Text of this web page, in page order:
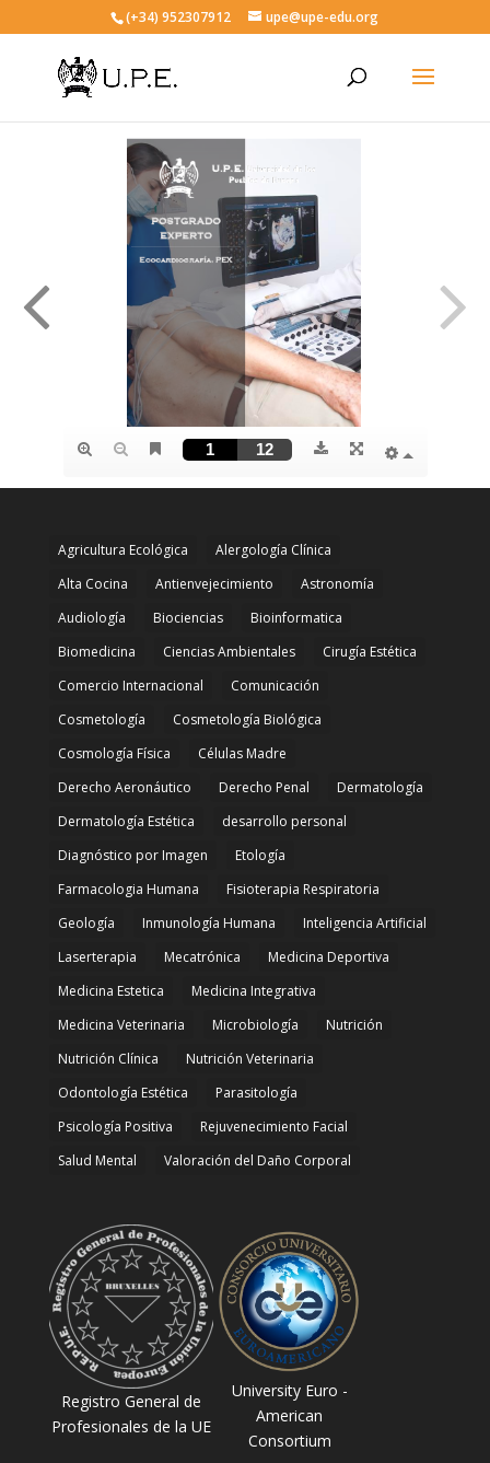
(+34) 952307912 upe@upe-edu.org
Agricultura Ecológica
Alergología Clínica
Alta Cocina
Antienvejecimiento
Astronomía
Audiología
Biociencias
Bioinformatica
Biomedicina
Ciencias Ambientales
Cirugía Estética
Comercio Internacional
Comunicación
Cosmetología
Cosmetología Biológica
Cosmología Física
Células Madre
Derecho Aeronáutico
Derecho Penal
Dermatología
Dermatología Estética
desarrollo personal
Diagnóstico por Imagen
Etología
Farmacologia Humana
Fisioterapia Respiratoria
Geología
Inmunología Humana
Inteligencia Artificial
Laserterapia
Mecatrónica
Medicina Deportiva
Medicina Estetica
Medicina Integrativa
Medicina Veterinaria
Microbiología
Nutrición
Nutrición Clínica
Nutrición Veterinaria
Odontología Estética
Parasitología
Psicología Positiva
Rejuvenecimiento Facial
Salud Mental
Valoración del Daño Corporal
Registro General de
Profesionales de la UE
University Euro -
American
Consortium